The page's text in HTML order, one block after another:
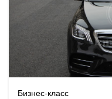
Бизнес-класс